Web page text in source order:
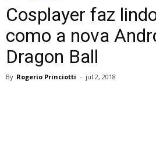
Cosplayer faz
como a nova
Dragon Ball
By Rogerio Princiotti - jul 2, 2018